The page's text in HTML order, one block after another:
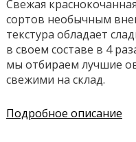
Свежая
сортов необычным
текстура обладает
в своем составе в 4
мы отбираем лучшие
свежими на склад.
Подробное описание